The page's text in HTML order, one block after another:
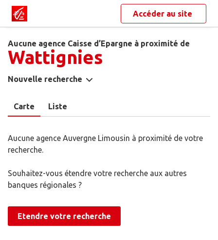
Accéder au site
Aucune agence Caisse d’Epargne à proximité de
Wattignies
Nouvelle recherche
Carte Liste
Aucune agence Auvergne Limousin à proximité de votre
recherche.
Souhaitez-vous étendre votre recherche aux autres
banques régionales ?
Etendre votre recherche